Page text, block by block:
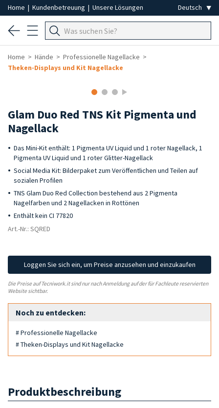
Home | Kundenbetreuung | Unsere Lösungen
Home Hände
Professionelle Nagellacke
Theken-Displays und Kit Nagellacke
Glam Duo Red TNS Kit Pigmenta und
Nagellack
Das Mini-Kit enthält: 1 Pigmenta UV Liquid und 1 roter Nagellack, 1
Pigmenta UV Liquid und 1 roter Glitter-Nagellack
Social Media Kit: Bilderpaket zum Veröffentlichen und Teilen auf
sozialen Profilen
TNS Glam Duo Red Collection bestehend aus 2 Pigmenta
Nagelfarben und 2 Nagellacken in Rottönen
Enthält kein CI 77820
Art.-Nr.: SQRED
Loggen Sie sich ein, um Preise anzusehen und einzukaufen
Die Preise auf Tecniwork.it sind nur nach Anmeldung auf der für Fachleute reservierten
Website sichtbar.
Noch zu entdecken:
# Professionelle Nagellacke
# Theken-Displays und Kit Nagellacke
Produktbeschreibung